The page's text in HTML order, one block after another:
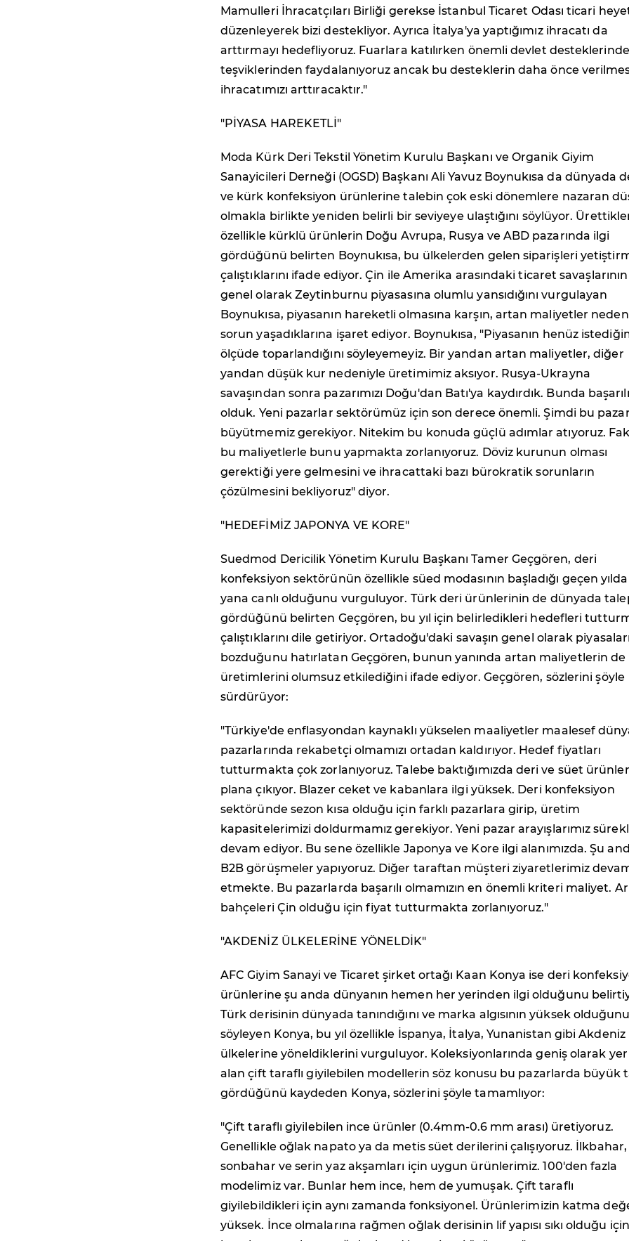
Mamulleri İhracatçıları Birliği gerekse İstanbul Ticaret Odası ticari
düzenleyerek bizi destekliyor. Ayrıca İtalya'ya yaptığımız ihracatı da
arttırmayı hedefliyoruz. Fuarlara katılırken önemli devlet
teşviklerinden faydalanıyoruz ancak bu desteklerin daha önce
ihracatımızı arttıracaktır."
"PİYASA HAREKETLİ"
Moda Kürk Deri Tekstil Yönetim Kurulu Başkanı ve Organik Giyim
Sanayicileri Derneği (OGSD) Başkanı Ali Yavuz Boynukısa da dünyada
ve kürk konfeksiyon ürünlerine talebin çok eski dönemlere nazaran
olmakla birlikte yeniden belirli bir seviyeye ulaştığını söylüyor.
özellikle kürklü ürünlerin Doğu Avrupa, Rusya ve ABD pazarında ilgi
gördüğünü belirten Boynukısa, bu ülkelerden gelen siparişleri
çalıştıklarını ifade ediyor. Çin ile Amerika arasındaki ticaret savaşlarının
genel olarak Zeytinburnu piyasasına olumlu yansıdığını vurgulayan
Boynukısa, piyasanın hareketli olmasına karşın, artan maliyetler
sorun yaşadıklarına işaret ediyor. Boynukısa, "Piyasanın henüz
ölçüde toparlandığını söyleyemeyiz. Bir yandan artan maliyetler, diğer
yandan düşük kur nedeniyle üretimimiz aksıyor. Rusya-Ukrayna
savaşından sonra pazarımızı Doğu'dan Batı'ya kaydırdık. Bunda
olduk. Yeni pazarlar sektörümüz için son derece önemli. Şimdi bu
büyütmemiz gerekiyor. Nitekim bu konuda güçlü adımlar atıyoruz.
bu maliyetlerle bunu yapmakta zorlanıyoruz. Döviz kurunun olması
gerektiği yere gelmesini ve ihracattaki bazı bürokratik sorunların
çözülmesini bekliyoruz" diyor.
"HEDEFİMİZ JAPONYA VE KORE"
Suedmod Dericilik Yönetim Kurulu Başkanı Tamer Geçgören, deri
konfeksiyon sektörünün özellikle süed modasının başladığı geçen
yana canlı olduğunu vurguluyor. Türk deri ürünlerinin de dünyada
gördüğünü belirten Geçgören, bu yıl için belirledikleri hedefleri
çalıştıklarını dile getiriyor. Ortadoğu'daki savaşın genel olarak piyasaları
bozduğunu hatırlatan Geçgören, bunun yanında artan maliyetlerin de
üretimlerini olumsuz etkilediğini ifade ediyor. Geçgören, sözlerini şöyle
sürdürüyor:
"Türkiye'de enflasyondan kaynaklı yükselen maaliyetler maalesef
pazarlarında rekabetçi olmamızı ortadan kaldırıyor. Hedef fiyatları
tutturmakta çok zorlanıyoruz. Talebe baktığımızda deri ve süet
plana çıkıyor. Blazer ceket ve kabanlara ilgi yüksek. Deri konfeksiyon
sektöründe sezon kısa olduğu için farklı pazarlara girip, üretim
kapasitelerimizi doldurmamız gerekiyor. Yeni pazar arayışlarımız
devam ediyor. Bu sene özellikle Japonya ve Kore ilgi alanımızda. Şu
B2B görüşmeler yapıyoruz. Diğer taraftan müşteri ziyaretlerimiz
etmekte. Bu pazarlarda başarılı olmamızın en önemli kriteri maliyet.
bahçeleri Çin olduğu için fiyat tutturmakta zorlanıyoruz."
"AKDENİZ ÜLKELERİNE YÖNELDİK"
AFC Giyim Sanayi ve Ticaret şirket ortağı Kaan Konya ise deri
ürünlerine şu anda dünyanın hemen her yerinden ilgi olduğunu
Türk derisinin dünyada tanındığını ve marka algısının yüksek olduğunu
söyleyen Konya, bu yıl özellikle İspanya, İtalya, Yunanistan gibi Akdeniz
ülkelerine yöneldiklerini vurguluyor. Koleksiyonlarında geniş olarak yer
alan çift taraflı giyilebilen modellerin söz konusu bu pazarlarda büyük
gördüğünü kaydeden Konya, sözlerini şöyle tamamlıyor:
"Çift taraflı giyilebilen ince ürünler (0.4mm-0.6 mm arası) üretiyoruz.
Genellikle oğlak napato ya da metis süet derilerini çalışıyoruz. İlkbahar,
sonbahar ve serin yaz akşamları için uygun ürünlerimiz. 100'den fazla
modelimiz var. Bunlar hem ince, hem de yumuşak. Çift taraflı
giyilebildikleri için aynı zamanda fonksiyonel. Ürünlerimizin katma
yüksek. İnce olmalarına rağmen oğlak derisinin lif yapısı sıkı olduğu için